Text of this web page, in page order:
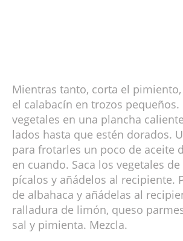
Mientras tanto, corta el
el calabacín en trozos pequeños.
vegetales en una plancha
lados hasta que estén dorados.
para frotarles un poco de aceite
en cuando. Saca los vegetales
pícalos y añádelos al recipiente.
de albahaca y añádelas al
ralladura de limón, queso
sal y pimienta. Mezcla.